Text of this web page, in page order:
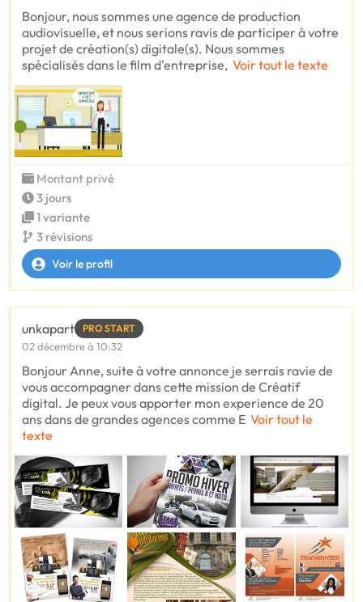
Bonjour, nous sommes une agence de production
audiovisuelle, et nous serions ravis de participer à votre
projet de création(s) digitale(s). Nous sommes
spécialisés dans le film d'entreprise, Voir tout le texte
Montant privé
3 jours
1 variante
3 révisions
Voir le profil
unkapart PRO START
02 décembre à 10:32
Bonjour Anne, suite à votre annonce je serrais ravie de
vous accompagner dans cette mission de Créatif
digital. Je peux vous apporter mon experience de 20
ans dans de grandes agences comme E Voir tout le
texte